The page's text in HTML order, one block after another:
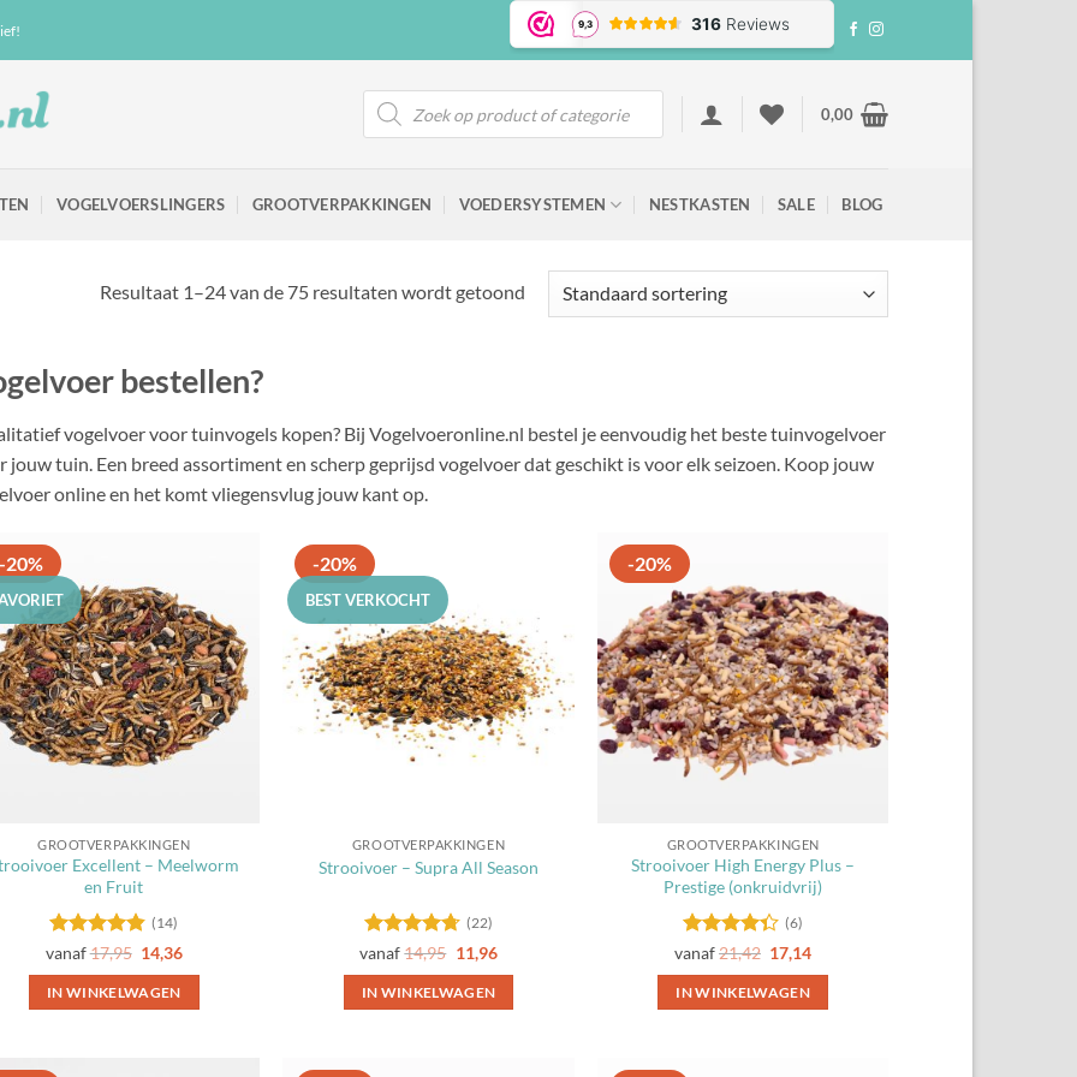
Producten
zoeken
0,00
VOGELVOERSLINGERS GROOTVERPAKKINGEN VOEDERSYSTEMEN NESTKASTEN SALE BLOG
Resultaat 1–24 van de 75 resultaten wordt getoond
bestellen?
vogelvoer voor tuinvogels kopen? Bij Vogelvoeronline.nl bestel je eenvoudig het beste tuinvogelvoer
jouw tuin. Een breed assortiment en scherp geprijsd vogelvoer dat geschikt is voor elk seizoen. Koop jouw
online en het komt vliegensvlug jouw kant op.
20%
Toevoegen
aan
favorieten
GROOTVERPAKKINGEN
Excellent – Meelworm
en Fruit
Gewaardeerd
(14)
vanaf17,95 14,36
IN WINKELWAGEN
-20%
BEST VERKOCHT
favorieten
GROOTVERPAKKINGEN
Strooivoer – Supra All Season
Gewaardeerd
(22)
vanaf14,95 11,96
IN WINKELWAGEN
-20%
Toevoegen
aan
favorieten
GROOTVERPAKKINGEN
Strooivoer High Energy Plus –
Prestige (onkruidvrij)
Gewaardeerd
(6)
vanaf21,42 17,14
IN WINKELWAGEN